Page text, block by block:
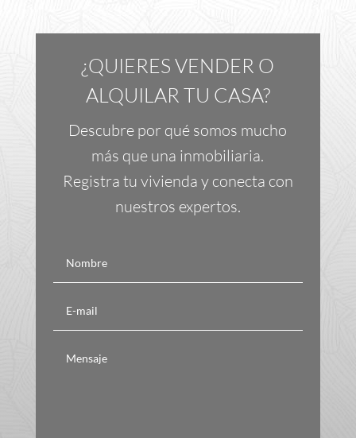
¿QUIERES VENDER O
ALQUILAR TU CASA?
Descubre por qué somos mucho
más que una inmobiliaria.
Registra tu vivienda y conecta con
nuestros expertos.